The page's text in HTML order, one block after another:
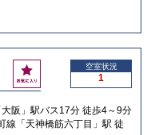
お
気
入
り
空室状況
1
阪」駅バス17分 徒歩4～9分
線「天神橋筋六丁目」駅 徒